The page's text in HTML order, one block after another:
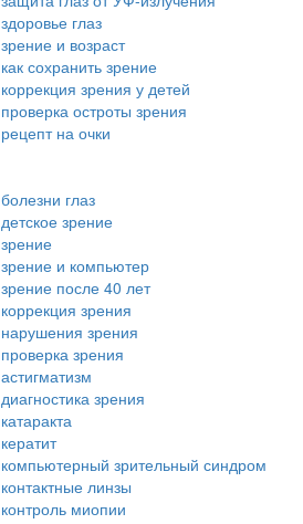
здоровье глаз
зрение и возраст
как сохранить зрение
коррекция зрения у детей
проверка остроты зрения
рецепт на очки
болезни глаз
детское зрение
зрение
зрение и компьютер
зрение после 40 лет
коррекция зрения
нарушения зрения
проверка зрения
астигматизм
диагностика зрения
катаракта
кератит
компьютерный зрительный синдром
контактные линзы
контроль миопии